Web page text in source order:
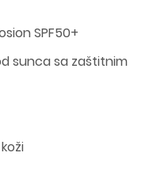
SPF50+
sunca sa zaštitnim